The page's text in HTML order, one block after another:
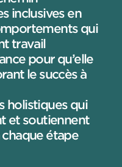
inclusives en
qui
travail
pour qu’elle
le succès à
holistiques qui
et soutiennent
étape